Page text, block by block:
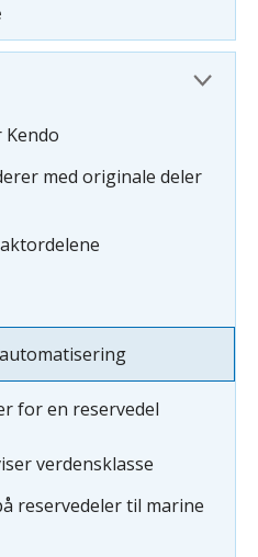
med originale deler
for en reservedel
verdensklasse
reservedeler til marine